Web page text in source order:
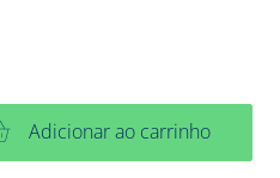
Adicionar ao carrinho